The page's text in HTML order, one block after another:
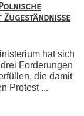
hat sich
Forderungen
die damit
Protest ...